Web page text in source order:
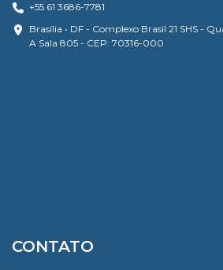
+55 61 3686-7781
Brasília • DF - Complexo Brasil 21 SHS -
A Sala 805 - CEP: 70316-000
CONTATO